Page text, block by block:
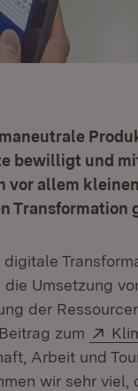
bewilligt und
vor allem
Transformation
Umsetzung
der
zum
Arbeit und
wir sehr